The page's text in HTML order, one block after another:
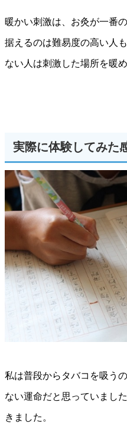
暖かい刺激は、お灸が一番
据えるのは難易度の高い人
ない人は刺激した場所を暖
実際に体験してみた
私は普段からタバコを吸う
ない運命だと思っていまし
きました。